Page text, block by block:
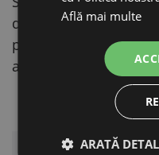
din fontă cu
piesă de schimb
adăpătoare
Află mai multe
ARATĂ